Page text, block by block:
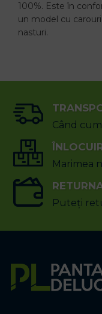
100%. Este în
un model cu
nasturi.
Când
Marimea
Puteți